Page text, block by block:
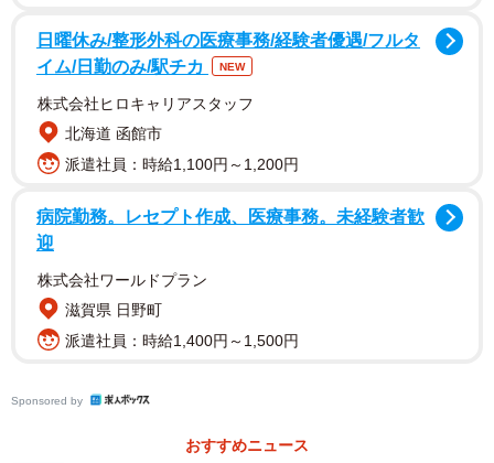
ラルーシの大学で学んでいます。
留学については大学入学当初から想定し、4年生になる今年
4月から休学して、1年弱の留学を予定していました。で
も、留学を希望するほかの学生と同様、世界的なコロナ流
仕方なく留学の延期を決めたころ、大学の先生からロシア
の大学でオンライン留学ができることを知らされました。
ロシアの大学はコロナで留学できない海外の学生たちに向
けて、特別授業を開いており、外国語大の提携校だったた
になるかなという軽い気持ちで、2月から受講することを決
日曜休み/整形外科の医療事務/経験者優遇/フルタ
イム/日勤のみ/駅チカ
NEW
株式会社ヒロキャリアスタッフ
北海道 函館市
派遣社員：時給1,100円～1,200円
病院勤務。レセプト作成、医療事務。未経験者歓
迎
株式会社ワールドプラン
滋賀県 日野町
派遣社員：時給1,400円～1,500円
Sponsored by
おすすめニュース